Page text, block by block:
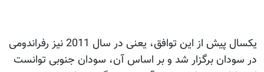
یکسال پیش از این توافق، یعنی در سال 2011 نیز رفراندومی
در سودان برگزار شد و بر اساس آن، سودان جنوبی توانست